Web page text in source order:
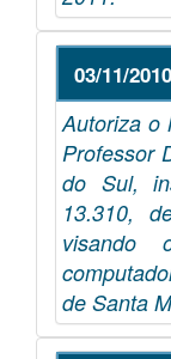
03/11/2010
Autoriza o
Professor
do Sul,
13.310,
visando
de Santa